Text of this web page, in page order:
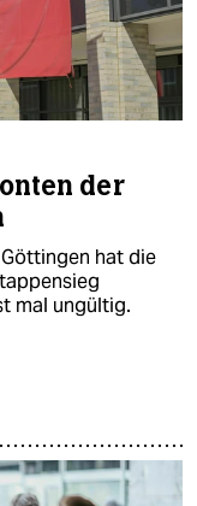
der
hat die
mal ungültig.